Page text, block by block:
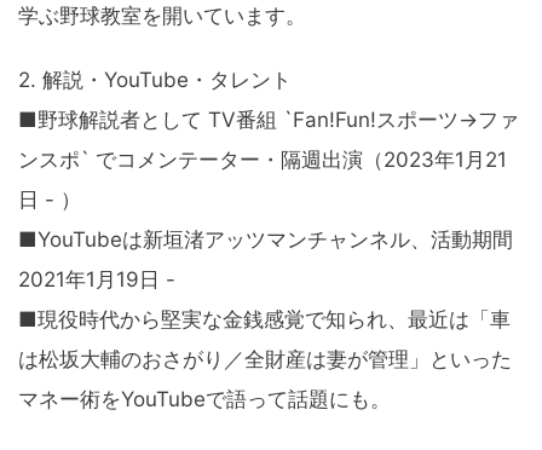
学ぶ野球教室を開いています。
2. 解説・YouTube・タレント
■野球解説者として TV番組 `Fan!Fun!スポーツ→ファ
ンスポ` でコメンテーター・隔週出演（2023年1月21
日 - ）
■YouTubeは新垣渚アッツマンチャンネル、活動期間
2021年1月19日 -
■現役時代から堅実な金銭感覚で知られ、最近は「車
は松坂大輔のおさがり／全財産は妻が管理」といった
マネー術をYouTubeで語って話題にも。